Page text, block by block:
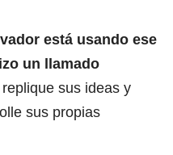
está usando ese
un llamado
sus ideas y
sus propias